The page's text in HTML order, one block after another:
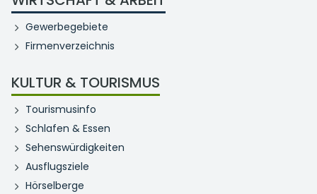
Gewerbegebiete
Firmenverzeichnis
KULTUR & TOURISMUS
Tourismusinfo
Schlafen & Essen
Sehenswürdigkeiten
Ausflugsziele
Hörselberge